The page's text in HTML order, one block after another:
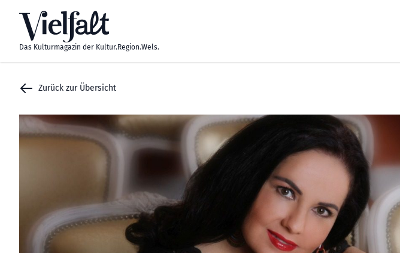
Das Kulturmagazin der Kultur.Region.Wels.
Zurück zur Übersicht